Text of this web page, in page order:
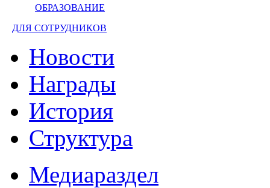
ОБРАЗОВАНИЕ
ДЛЯ СОТРУДНИКОВ
Новости
Награды
История
Структура
Медиараздел